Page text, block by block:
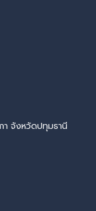
า จังหวัดปทุมธานี